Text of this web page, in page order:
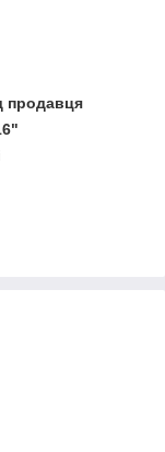
продавця